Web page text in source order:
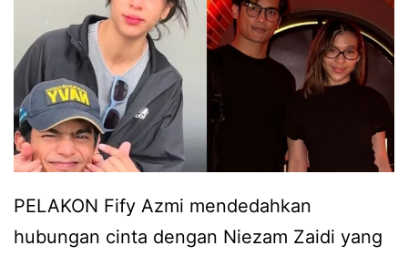
m
i
l
u
a
h
r
a
PELAKON Fify Azmi mendedahkan
hubungan cinta dengan Niezam Zaidi yang